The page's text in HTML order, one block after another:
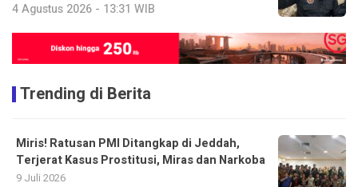
4 Agustus 2026 - 13:31 WIB
Trending di Berita
Miris! Ratusan PMI Ditangkap di Jeddah,
Terjerat Kasus Prostitusi, Miras dan Narkoba
9 Juli 2026